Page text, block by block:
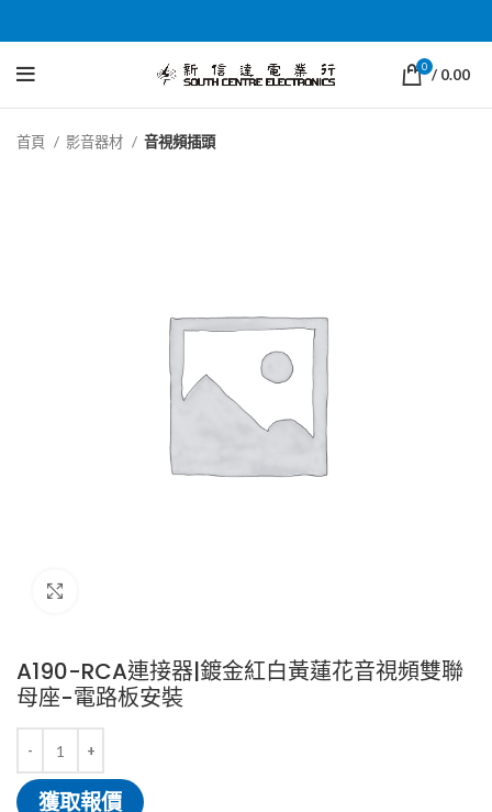
0 / 0.00
首頁 影音器材 音視頻插頭
A190-RCA連接器|鍍金紅白黃蓮花音視頻雙聯
母座-電路板安裝
獲取報價